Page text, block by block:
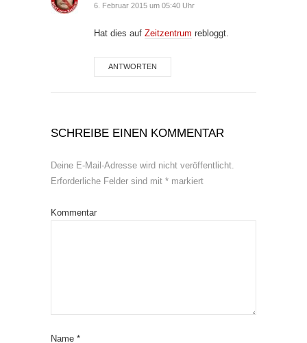
6. Februar 2015 um 05:40 Uhr
Hat dies auf Zeitzentrum rebloggt.
ANTWORTEN
SCHREIBE EINEN KOMMENTAR
Deine E-Mail-Adresse wird nicht veröffentlicht.
Erforderliche Felder sind mit * markiert
Kommentar
Name *